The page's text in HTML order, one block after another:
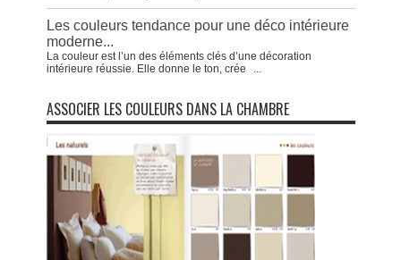
Les couleurs tendance pour une déco intérieure
moderne...
La couleur est l’un des éléments clés d’une décoration
intérieure réussie. Elle donne le ton, crée
ASSOCIER LES COULEURS DANS LA CHAMBRE